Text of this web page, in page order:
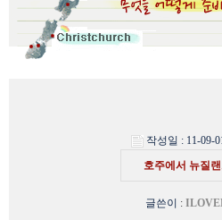
작성일 : 11-09-
호주에서 뉴질랜
글쓴이 :